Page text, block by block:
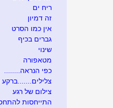
ריח ים
זה דמיון
אין כמו הסרט
גברים בכיף
שינוי
מטאפורה
כפי הנראה........
צילום של רגע
התייחסות